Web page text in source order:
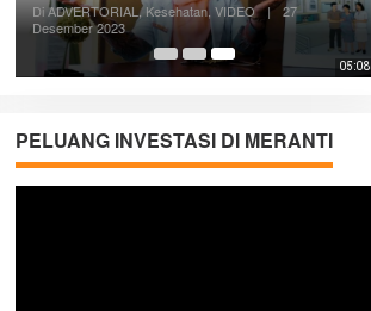
05:08
Di ADVERTORIAL, Kesehatan, VIDEO |
27
Desember 2023
PELUANG INVESTASI DI MERANTI